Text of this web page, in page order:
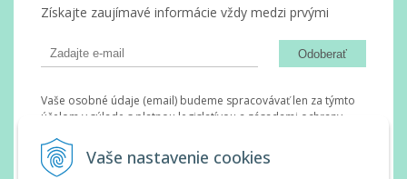
Vaše nastavenie cookies
Získajte zaujímavé informácie vždy medzi prvými
Odoberať
Vaše osobné údaje (email) budeme spracovávať len za týmto
účelom v súlade s platnou legislatívou a zásadami ochrany
vám pošleme na váš email. Súhlas môžete kedykoľvek odvolať
písomne, emailom alebo kliknutím na odkaz z ktoréhokoľvek